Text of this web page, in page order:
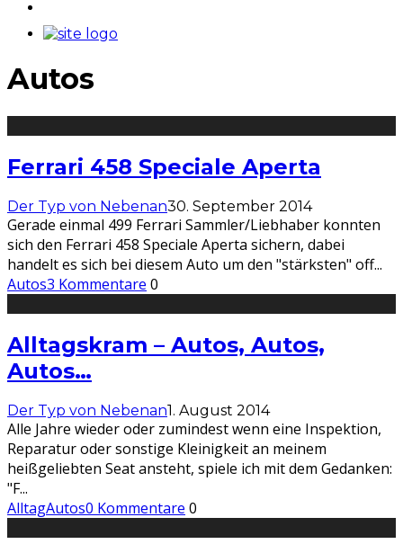
Autos
Ferrari 458 Speciale Aperta
Der Typ von Nebenan30. September 2014
Gerade einmal 499 Ferrari Sammler/Liebhaber konnten
sich den Ferrari 458 Speciale Aperta sichern, dabei
handelt es sich bei diesem Auto um den "stärksten" off...
Autos3 Kommentare 0
Alltagskram – Autos, Autos,
Autos…
Der Typ von Nebenan1. August 2014
Alle Jahre wieder oder zumindest wenn eine Inspektion,
Reparatur oder sonstige Kleinigkeit an meinem
heißgeliebten Seat ansteht, spiele ich mit dem Gedanken:
"F...
AlltagAutos0 Kommentare 0